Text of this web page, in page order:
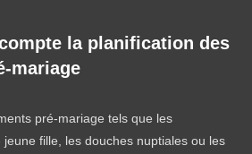
la planification des
mariage
pré-mariage tels que les
fille, les douches nuptiales ou les